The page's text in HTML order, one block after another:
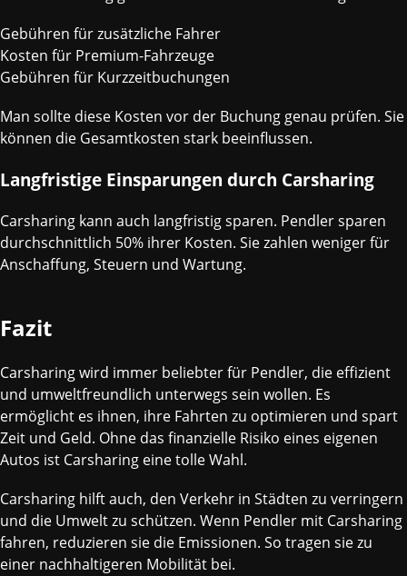
Gebühren für zusätzliche Fahrer
Kosten für Premium-Fahrzeuge
Gebühren für Kurzzeitbuchungen
Man sollte diese Kosten vor der Buchung genau prüfen. Sie
können die Gesamtkosten stark beeinflussen.
Langfristige Einsparungen durch Carsharing
Carsharing kann auch langfristig sparen. Pendler sparen
durchschnittlich 50% ihrer Kosten. Sie zahlen weniger für
Anschaffung, Steuern und Wartung.
Fazit
Carsharing wird immer beliebter für Pendler, die effizient
und umweltfreundlich unterwegs sein wollen. Es
ermöglicht es ihnen, ihre Fahrten zu optimieren und spart
Zeit und Geld. Ohne das finanzielle Risiko eines eigenen
Autos ist Carsharing eine tolle Wahl.
Carsharing hilft auch, den Verkehr in Städten zu verringern
und die Umwelt zu schützen. Wenn Pendler mit Carsharing
fahren, reduzieren sie die Emissionen. So tragen sie zu
einer nachhaltigeren Mobilität bei.